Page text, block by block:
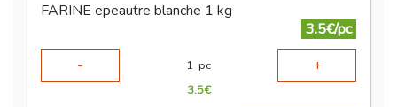
FARINE epeautre blanche 1 kg
3.5€/pc
-
1 pc +
3.5€